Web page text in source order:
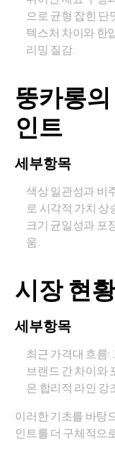
으로 균형 잡힌 단
텍스처 차이와 한
리밍 질감.
뚱카롱
인트
세부항목
색상 일관성과 비
로 시각적 가치 상
크기 균일성과 포
움.
시장 현
세부항목
최근 가격대 흐름:
브랜드 간 차이와
은 합리적 라인 강
이러한 기초를 바탕
인트를 더 구체적으